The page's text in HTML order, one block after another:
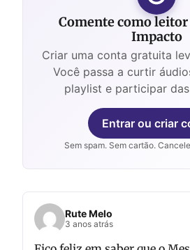
Comente como leitor
Impacto
Criar uma conta gratuita
Você passa a curtir
playlist e participar
Entrar ou criar
Sem spam. Sem cartão.
Rute Melo
3 anos atrás